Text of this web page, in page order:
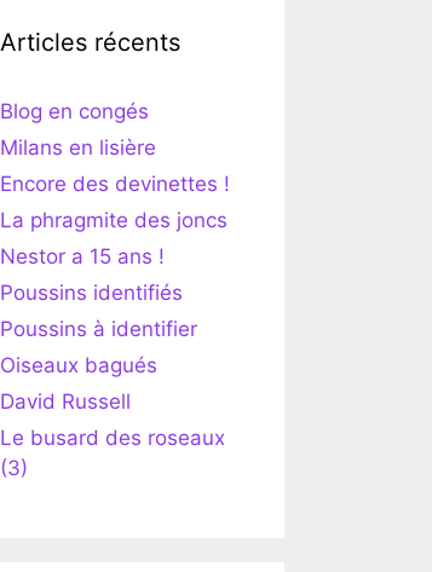
Articles récents
Blog en congés
Milans en lisière
Encore des devinettes !
La phragmite des joncs
Nestor a 15 ans !
Poussins identifiés
Poussins à identifier
Oiseaux bagués
David Russell
Le busard des roseaux
(3)